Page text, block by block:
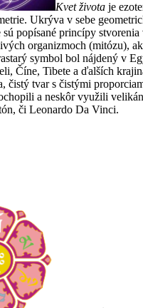
Kvet života je
Ukrýva v sebe
sú popísané princípy
organizmoch (mitózu),
symbol bol nájdený v
Číne, Tibete a ďalších
čistý tvar s čistými
a neskôr využili
či Leonardo Da Vinci.